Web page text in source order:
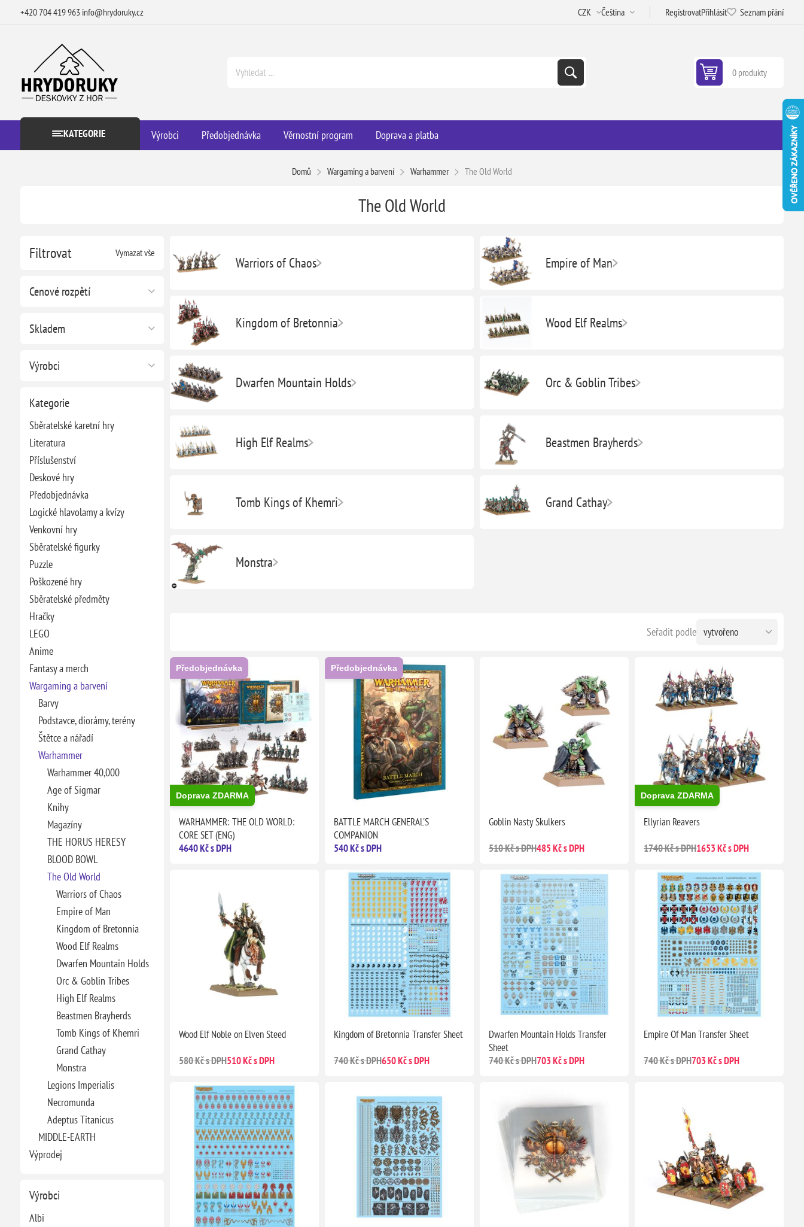
+420 704 419 963 info@hrydoruky.cz RegistrovatPřihlásit Seznam přání
0 produkty
KATEGORIE Výrobci Předobjednávka Věrnostní program Doprava a platba
Domů Wargaming a barvení Warhammer The Old World
Filtrovat Vymazat vše
Cenové rozpětí
Skladem
Výrobci
Kategorie
Sběratelské karetní hry
Literatura
Příslušenství
Deskové hry
Předobjednávka
Logické hlavolamy a kvízy
Venkovní hry
Sběratelské figurky
Puzzle
Poškozené hry
Sběratelské předměty
Hračky
LEGO
Anime
Fantasy a merch
Wargaming a barvení
Barvy
Podstavce, diorámy, terény
Štětce a nářadí
Warhammer
Warhammer 40,000
Age of Sigmar
Knihy
Magazíny
THE HORUS HERESY
BLOOD BOWL
The Old World
Warriors of Chaos
Empire of Man
Kingdom of Bretonnia
Wood Elf Realms
Dwarfen Mountain Holds
Orc & Goblin Tribes
High Elf Realms
Beastmen Brayherds
Tomb Kings of Khemri
Grand Cathay
Monstra
Legions Imperialis
Necromunda
Adeptus Titanicus
MIDDLE-EARTH
Výprodej
Výrobci
Albi
The Old World
Warriors of Chaos Empire of Man
Kingdom of Bretonnia Wood Elf Realms
Dwarfen Mountain Holds Orc & Goblin Tribes
High Elf Realms Beastmen Brayherds
Tomb Kings of Khemri Grand Cathay
Monstra
Seřadit podle
Předobjednávka
Doprava ZDARMA
WARHAMMER: THE OLD WORLD:
CORE SET (ENG)
4640 Kč s DPH
Předobjednávka
BATTLE MARCH GENERAL'S
COMPANION
540 Kč s DPH
Goblin Nasty Skulkers
510 Kč s DPH485 Kč s DPH
Doprava ZDARMA
Ellyrian Reavers
1740 Kč s DPH1653 Kč s DPH
Wood Elf Noble on Elven Steed
580 Kč s DPH510 Kč s DPH
Kingdom of Bretonnia Transfer Sheet
740 Kč s DPH650 Kč s DPH
Dwarfen Mountain Holds Transfer
Sheet
740 Kč s DPH703 Kč s DPH
Empire Of Man Transfer Sheet
740 Kč s DPH703 Kč s DPH